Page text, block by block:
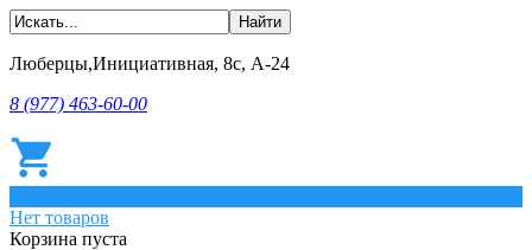
Люберцы,Инициативная, 8с, А-24
8 (977) 463-60-00
Нет товаров
Корзина пуста